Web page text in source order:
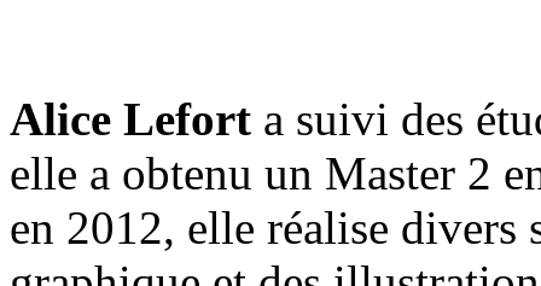
Alice Lefort a suivi des
elle a obtenu un Master 2
en 2012, elle réalise